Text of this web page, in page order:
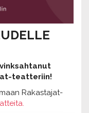
teatteriin!
Rakastajat-